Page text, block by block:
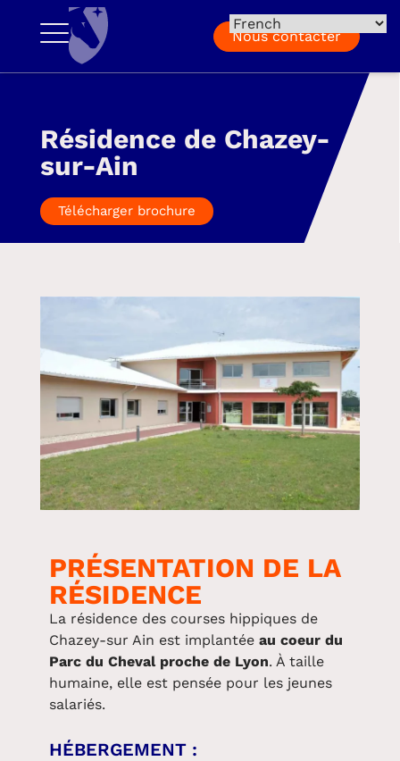
Nous contacter
Résidence de Chazey-
sur-Ain
Télécharger brochure
PRÉSENTATION DE LA
RÉSIDENCE
La résidence des courses hippiques de
Chazey-sur Ain est implantéeau coeur du
Parc du Cheval proche de Lyon. À taille
humaine, elle est pensée pour les jeunes
salariés.
HÉBERGEMENT :